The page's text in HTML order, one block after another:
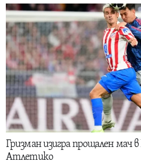
Гризман изигра прощален мач
Атлетико